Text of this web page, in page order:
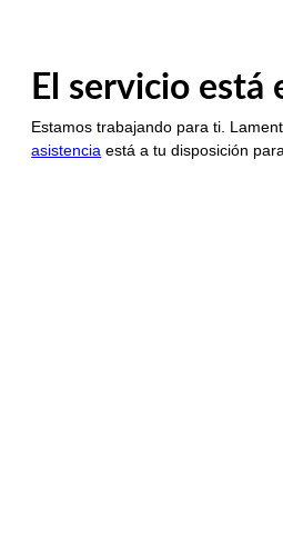
El servicio
Estamos trabajando para ti.
asistencia está a tu disposición